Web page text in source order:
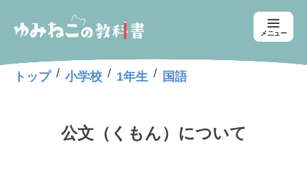
メニュー
トップ / 小学校 / 1年生 / 国語
公文（くもん）について